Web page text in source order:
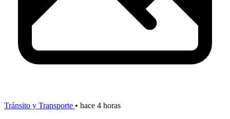
Tránsito y Transporte • hace 4 horas